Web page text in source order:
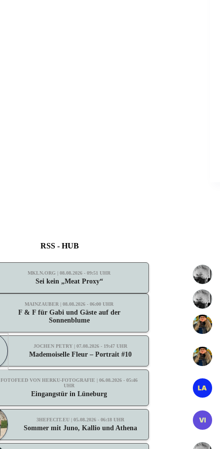
RSS - HUB
MKLN.ORG | 08.08.2026 - 09:51 UHR
Sei kein „Meat Proxy“
MAINZAUBER | 08.08.2026 - 06:00 UHR
F & F für Gabi und Gäste auf der
Sonnenblume
JOCHEN PETRY | 07.08.2026 - 19:47 UHR
Mademoiselle Fleur – Portrait #10
FOTOFEED VON HERKU-FOTOGRAFIE | 06.08.2026 - 05:46
UHR
Eingangstür in Lüneburg
3HEFECIT.EU | 05.08.2026 - 06:18 UHR
Sommer mit Juno, Kallio und Athena